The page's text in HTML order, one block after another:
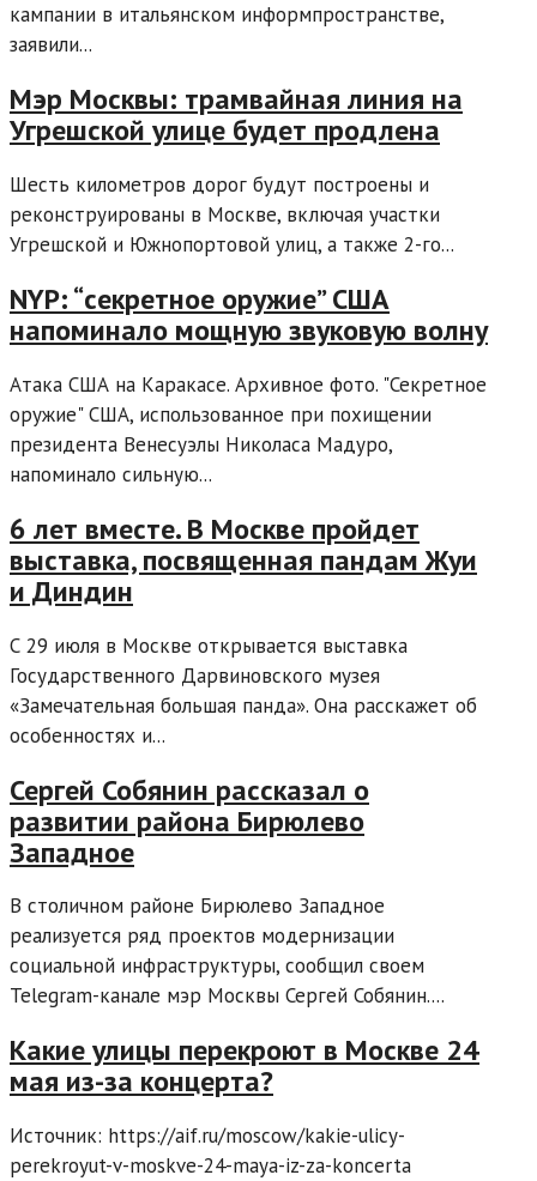
кампании в итальянском информпространстве,
заявили...
Мэр Москвы: трамвайная линия на
Угрешской улице будет продлена
Шесть километров дорог будут построены и
реконструированы в Москве, включая участки
Угрешской и Южнопортовой улиц, а также 2-го...
NYP: “секретное оружие” США
напоминало мощную звуковую волну
Атака США на Каракасе. Архивное фото. "Секретное
оружие" США, использованное при похищении
президента Венесуэлы Николаса Мадуро,
напоминало сильную...
6 лет вместе. В Москве пройдет
выставка, посвященная пандам Жуи
и Диндин
С 29 июля в Москве открывается выставка
Государственного Дарвиновского музея
«Замечательная большая панда». Она расскажет об
особенностях и...
Сергей Собянин рассказал о
развитии района Бирюлево
Западное
В столичном районе Бирюлево Западное
реализуется ряд проектов модернизации
социальной инфраструктуры, сообщил своем
Telegram-канале мэр Москвы Сергей Собянин....
Какие улицы перекроют в Москве 24
мая из-за концерта?
Источник: https://aif.ru/moscow/kakie-ulicy-
perekroyut-v-moskve-24-maya-iz-za-koncerta